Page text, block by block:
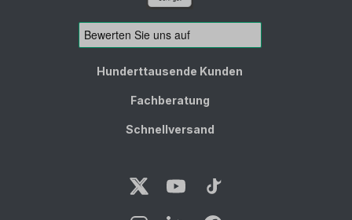
Hunderttausende Kunden
Fachberatung
Schnellversand